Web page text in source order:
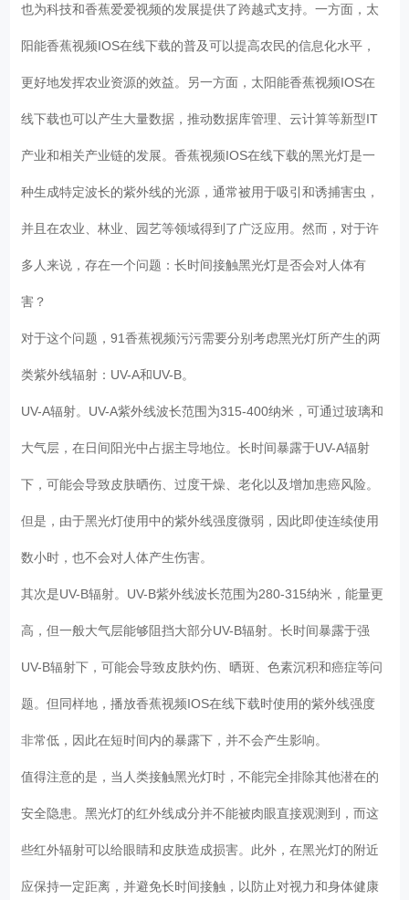
也为科技和香蕉爱爱视频的发展提供了跨越式支持。一方面，太
阳能香蕉视频IOS在线下载的普及可以提高农民的信息化水平，
更好地发挥农业资源的效益。另一方面，太阳能香蕉视频IOS在
线下载也可以产生大量数据，推动数据库管理、云计算等新型IT
产业和相关产业链的发展。香蕉视频IOS在线下载的黑光灯是一
种生成特定波长的紫外线的光源，通常被用于吸引和诱捕害虫，
并且在农业、林业、园艺等领域得到了广泛应用。然而，对于许
多人来说，存在一个问题：长时间接触黑光灯是否会对人体有
害？
对于这个问题，91香蕉视频污污需要分别考虑黑光灯所产生的两
类紫外线辐射：UV-A和UV-B。
UV-A辐射。UV-A紫外线波长范围为315-400纳米，可通过玻璃和
大气层，在日间阳光中占据主导地位。长时间暴露于UV-A辐射
下，可能会导致皮肤晒伤、过度干燥、老化以及增加患癌风险。
但是，由于黑光灯使用中的紫外线强度微弱，因此即使连续使用
数小时，也不会对人体产生伤害。
其次是UV-B辐射。UV-B紫外线波长范围为280-315纳米，能量更
高，但一般大气层能够阻挡大部分UV-B辐射。长时间暴露于强
UV-B辐射下，可能会导致皮肤灼伤、晒斑、色素沉积和癌症等问
题。但同样地，播放香蕉视频IOS在线下载时使用的紫外线强度
非常低，因此在短时间内的暴露下，并不会产生影响。
值得注意的是，当人类接触黑光灯时，不能完全排除其他潜在的
安全隐患。黑光灯的红外线成分并不能被肉眼直接观测到，而这
些红外辐射可以给眼睛和皮肤造成损害。此外，在黑光灯的附近
应保持一定距离，并避免长时间接触，以防止对视力和身体健康